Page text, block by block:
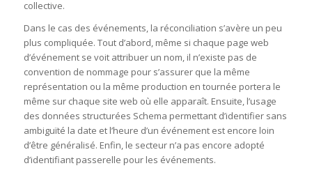
collective.
Dans le cas des événements, la réconciliation s’avère un peu
plus compliquée. Tout d’abord, même si chaque page web
d’événement se voit attribuer un nom, il n’existe pas de
convention de nommage pour s’assurer que la même
représentation ou la même production en tournée portera le
même sur chaque site web où elle apparaît. Ensuite, l’usage
des données structurées Schema permettant d’identifier sans
ambiguïté la date et l’heure d’un événement est encore loin
d’être généralisé. Enfin, le secteur n’a pas encore adopté
d’identifiant passerelle pour les événements.